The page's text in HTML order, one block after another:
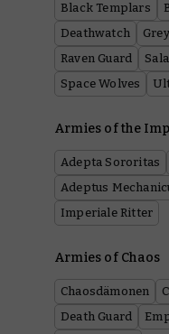
Black Templars
Deathwatch
Raven Guard
Space Wolves
Armies of the
Adepta Sororitas
Adeptus
Imperiale Ritter
Armies of Chaos
Chaosdämonen
Death Guard